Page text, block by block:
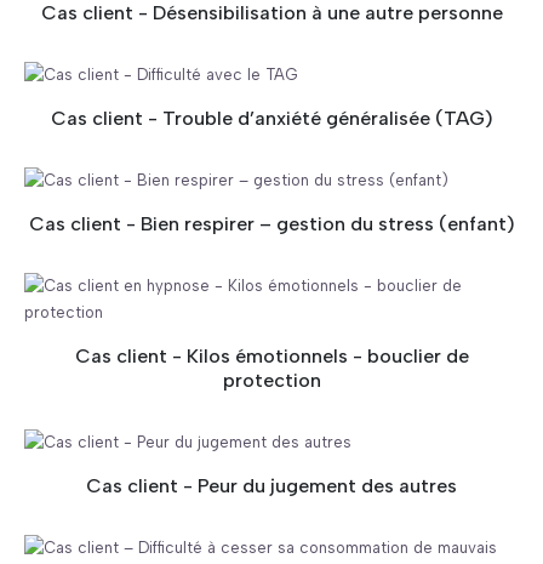
Cas client - Désensibilisation à une autre personne
Cas client - Trouble d’anxiété généralisée (TAG)
Cas client - Bien respirer – gestion du stress (enfant)
Cas client - Kilos émotionnels - bouclier de
protection
Cas client - Peur du jugement des autres